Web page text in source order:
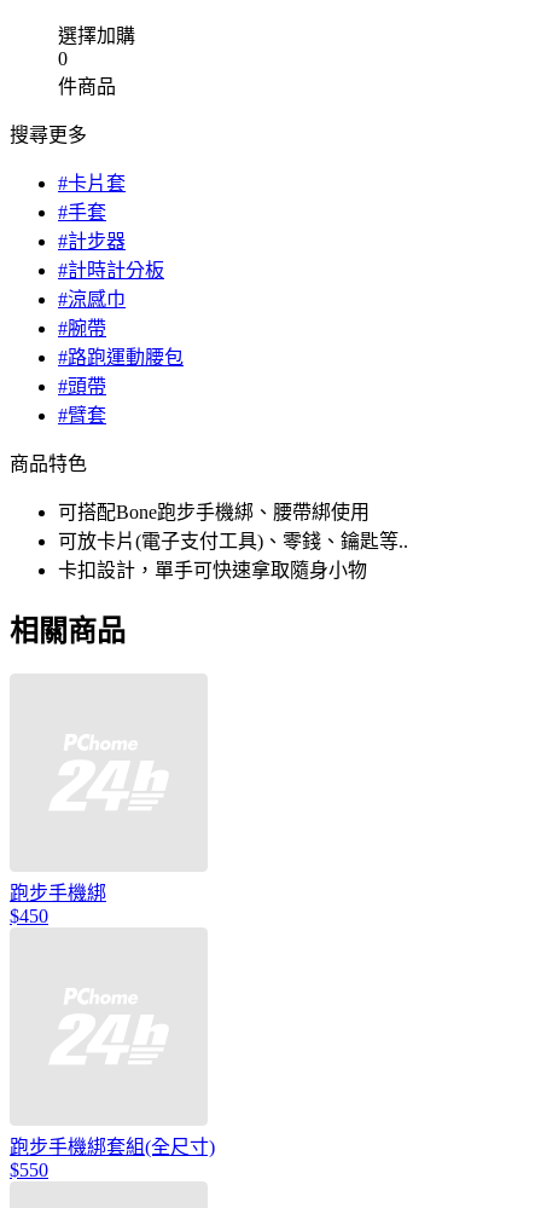
選擇加購
0
件商品
搜尋更多
#卡片套
#手套
#計步器
#計時計分板
#涼感巾
#腕帶
#路跑運動腰包
#頭帶
#臂套
商品特色
可搭配Bone跑步手機綁、腰帶綁使用
可放卡片(電子支付工具)、零錢、鑰匙等..
卡扣設計，單手可快速拿取隨身小物
相關商品
跑步手機綁
$450
跑步手機綁套組(全尺寸)
$550